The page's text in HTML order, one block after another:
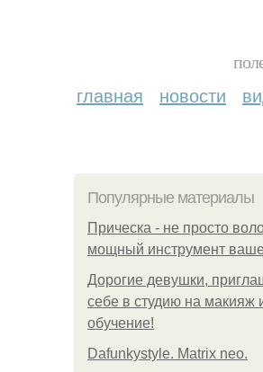
главная новости
Популярные материалы
Прическа - не просто
мощный инструмент
Дорогие девушки,
себе в студию на макияж
обучение!
Dafunkystyle. Matrix neo.